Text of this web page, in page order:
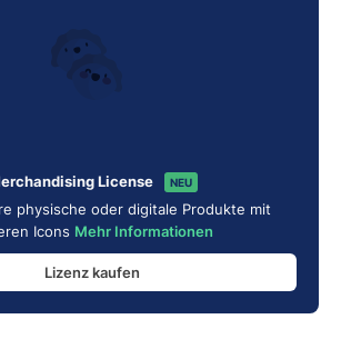
License NEU
physische oder digitale Produkte mit
Icons Mehr Informationen
Lizenz kaufen